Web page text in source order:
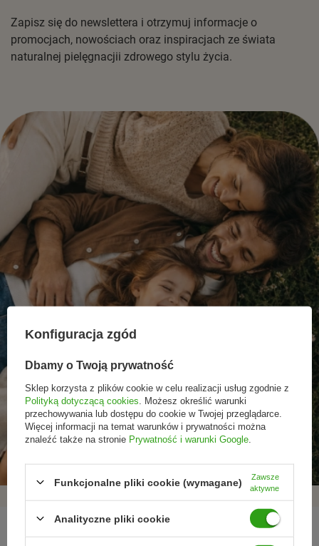
Zapisz się do newslettera i otrzymuj informacje o
promocjach, nowościach oraz inspiracjach ze świata
naturalnej pielęgnacjii zdrowego stylu życia.
Promocje tylko dla
subskrybentów
Nowości przed
premierą
Rezygnacja w każdej
chwili
REGULAMINY
Konfiguracja zgód
Dbamy o Twoją prywatność
Sklep korzysta z plików cookie w celu realizacji usług zgodnie z
Polityką dotyczącą cookies . Możesz określić warunki
przechowywania lub dostępu do cookie w Twojej przeglądarce.
Więcej informacji na temat warunków i prywatności można
znaleźć także na stronie Prywatność i warunki Google
Funkcjonalne pliki cookie (wymagane)
Zawsze
aktywne
Analityczne pliki cookie